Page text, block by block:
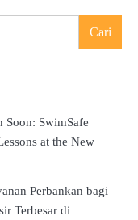
Cari
Soon: SwimSafe
at the New
Perbankan bagi
Terbesar di